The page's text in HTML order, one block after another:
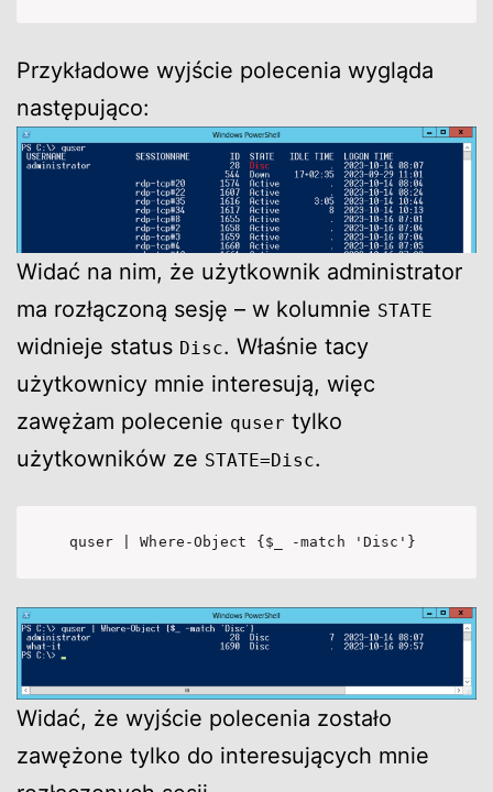
Przykładowe wyjście polecenia wygląda
następująco:
Widać na nim, że użytkownik administrator
ma rozłączoną sesję – w kolumnie STATE
widnieje status Disc. Właśnie tacy
użytkownicy mnie interesują, więc
zawężam polecenie quser tylko
użytkowników ze STATE=Disc.
quser | Where-Object {$_ -match 'Disc'}
Widać, że wyjście polecenia zostało
zawężone tylko do interesujących mnie